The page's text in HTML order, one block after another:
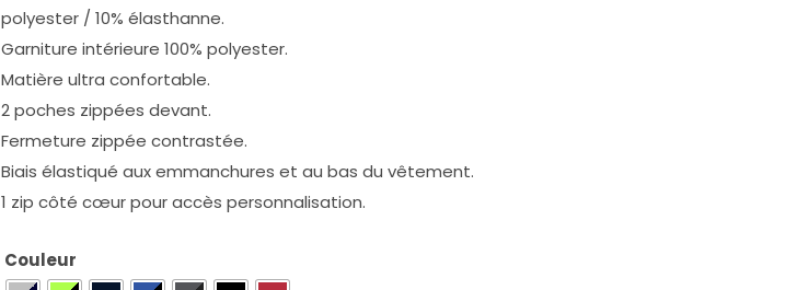
polyester / 10% élasthanne.
Garniture intérieure 100% polyester.
Matière ultra confortable.
2 poches zippées devant.
Fermeture zippée contrastée.
Biais élastiqué aux emmanchures et au bas du vêtement.
1 zip côté cœur pour accès personnalisation.
Couleur